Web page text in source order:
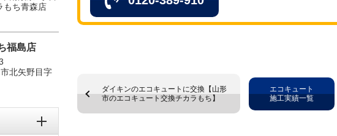
ダイキンのエコキュートに交換【山形
市のエコキュート交換チカラもち】
エコキュート
施工実績一覧
もち青森店
福島店
北矢野目字